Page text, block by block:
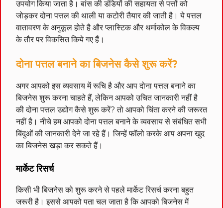
उपयोग किया जाता है। बांस की डंडियों की सहायता से पत्तों को
जोड़कर दोना पत्तल की थाली या कटोरी तैयार की जाती है। ये पत्तल
वातावरण के अनुकूल होते है और प्लास्टिक और थर्माकोल के विकल्प
के तौर पर विकसित किये गए हैं।
दोना पत्तल बनाने का बिजनेस कैसे शुरू करें?
अगर आपको इस व्यवसाय में रूचि है और आप दोना पत्तल बनाने का
बिजनेस शुरू करना चाहते हैं, लेकिन आपको उचित जानकारी नहीं है
की दोना पत्तल उद्योग कैसे शुरू करें? तो आपको चिंता करने की जरूरत
नहीं है। नीचे हम आपको दोना पत्तल बनाने के व्यवसाय से संबंधित सभी
बिंदुओं की जानकारी देने जा रहे हैं। जिन्हें फॉलो करके आप अपना खुद
का बिजनेस खड़ा कर सकते हैं।
मार्केट रिसर्च
किसी भी बिजनेस को शुरू करने से पहले मार्केट रिसर्च करना बहुत
जरूरी है। इससे आपको पता चल जाता है कि आपको बिजनेस में